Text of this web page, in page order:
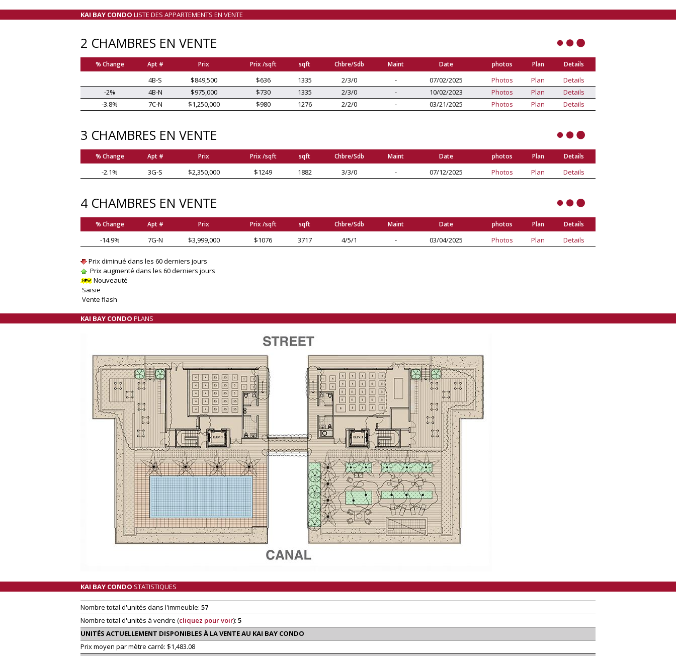
KAI BAY CONDO LISTE DES APPARTEMENTS EN VENTE
2 CHAMBRES EN VENTE
% Change Apt # Prix Prix /sqft sqft Chbre/Sdb Maint Date photos Plan Details
4B-S $849,500 $636 1335 2/3/0 - 07/02/2025 Photos Plan
Details
-2%
4B-N $975,000 $730 1335 2/3/0 - 10/02/2023 Photos Plan
Details
-3.8%
7C-N $1,250,000 $980 1276 2/2/0 - 03/21/2025 Photos Plan Details
3 CHAMBRES EN VENTE
% Change Apt # Prix Prix /sqft sqft Chbre/Sdb Maint Date photos Plan Details
-2.1% 3G-S $2,350,000 $1249 1882 3/3/0 - 07/12/2025 Photos Plan Details
4 CHAMBRES EN VENTE
% Change Apt # Prix Prix /sqft sqft Chbre/Sdb Maint Date photos Plan Details
-14.9% 7G-N $3,999,000 $1076 3717 4/5/1 - 03/04/2025 Photos Plan Details
Prix diminué dans les 60 derniers jours
Prix augmenté dans les 60 derniers jours
Nouveauté
Saisie
Vente flash
KAI BAY CONDO PLANS
KAI BAY CONDO STATISTIQUES
Nombre total d'unités dans l'immeuble: 57
Nombre total d'unités à vendre (cliquez pour voir): 5
UNITÉS ACTUELLEMENT DISPONIBLES À LA VENTE AU KAI BAY CONDO
Prix moyen par mètre carré: $1,483.08